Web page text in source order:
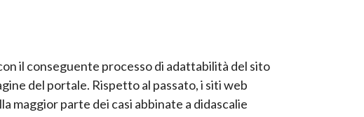
il conseguente processo di adattabilità del sito
del portale. Rispetto al passato, i siti web
maggior parte dei casi abbinate a didascalie